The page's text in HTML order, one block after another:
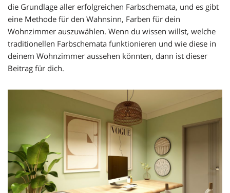
die Grundlage aller erfolgreichen Farbschemata, und es gibt
eine Methode für den Wahnsinn, Farben für dein
Wohnzimmer auszuwählen. Wenn du wissen willst, welche
traditionellen Farbschemata funktionieren und wie diese in
deinem Wohnzimmer aussehen könnten, dann ist dieser
Beitrag für dich.